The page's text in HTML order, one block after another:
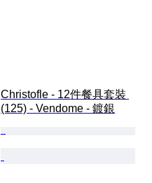
Christofle - 12件餐具套裝
(125) - Vendome - 鍍銀